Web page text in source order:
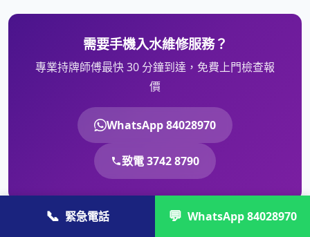
需要手機入水維修服務？
專業持牌師傅最快 30 分鐘到達，免費上門檢查報
價
WhatsApp 84028970
致電 3742 8790
📞 緊急電話 💬 WhatsApp 84028970